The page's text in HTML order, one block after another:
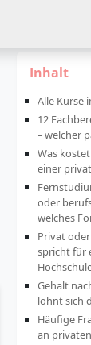
Inhalt
Alle Kurse
12
– welcher
Was
einer
oder
welches
Privat
spricht für
Gehalt
lohnt sich
Häufige
an